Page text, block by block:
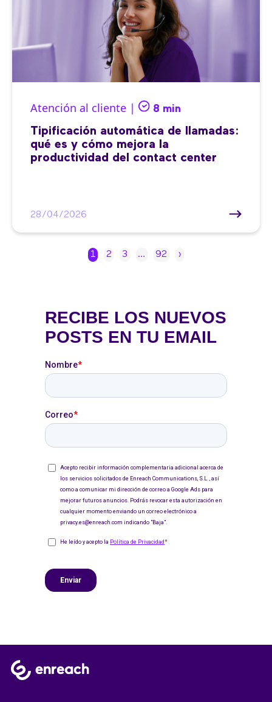
Atención al cliente | 8 min
Tipificación automática de llamadas:
qué es y cómo mejora la
productividad del contact center
28/04/2026
1 2 3 … 92 ›